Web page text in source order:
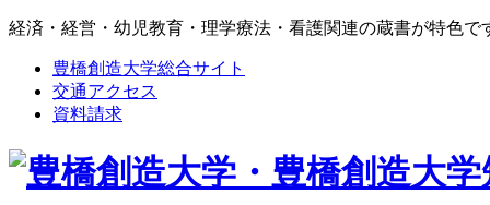
経済・経営・幼児教育・理学療法・看護関連の蔵書が特色で
豊橋創造大学総合サイト
交通アクセス
資料請求